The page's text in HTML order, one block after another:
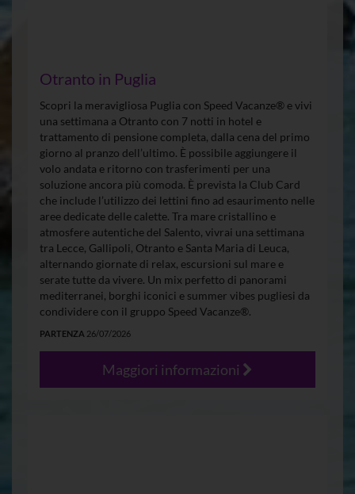
Otranto in Puglia
Scopri la meravigliosa Puglia con Speed Vacanze® e vivi
una settimana a Otranto con 7 notti in hotel e
trattamento di pensione completa, dalla cena del primo
giorno al pranzo dell’ultimo. È possibile aggiungere il
volo andata e ritorno con trasferimenti per una
soluzione ancora più comoda. È prevista la Club Card
che include l’utilizzo dei lettini fino ad esaurimento nelle
aree dedicate delle calette. Tra mare cristallino e
atmosfere autentiche del Salento, vivrai una settimana
tra Lecce, Gallipoli, Otranto e Santa Maria di Leuca,
alternando giornate di relax, escursioni sul mare e
serate tutte da vivere. Un mix perfetto di panorami
mediterranei, borghi iconici e summer vibes pugliesi da
condividere con il gruppo Speed Vacanze®.
PARTENZA 26/07/2026
Maggiori informazioni